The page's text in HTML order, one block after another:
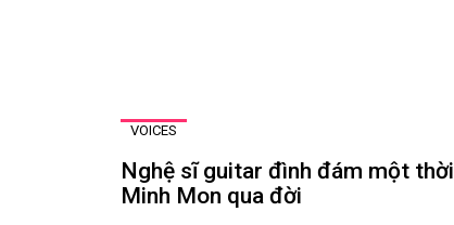
VOICES
Nghệ sĩ guitar đình đám một thời
Minh Mon qua đời